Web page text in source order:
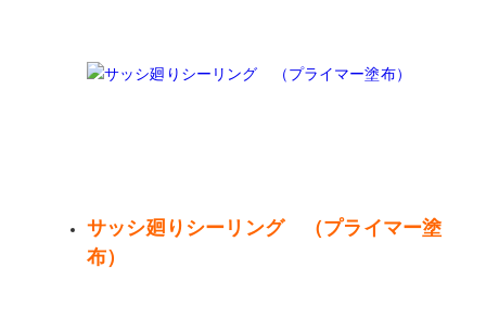
サッシ廻りシーリング （プライマー塗
布）